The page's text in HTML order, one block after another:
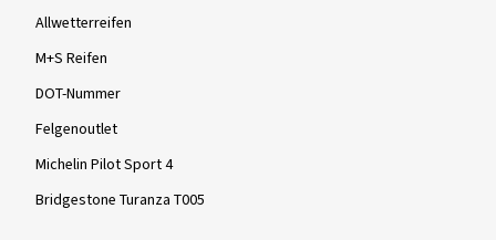
Allwetterreifen
M+S Reifen
DOT-Nummer
Felgenoutlet
Michelin Pilot Sport 4
Bridgestone Turanza T005